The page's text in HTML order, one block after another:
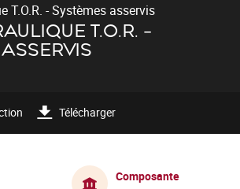
T.O.R. - Systèmes asservis
T.O.R. -
Télécharger
Composante